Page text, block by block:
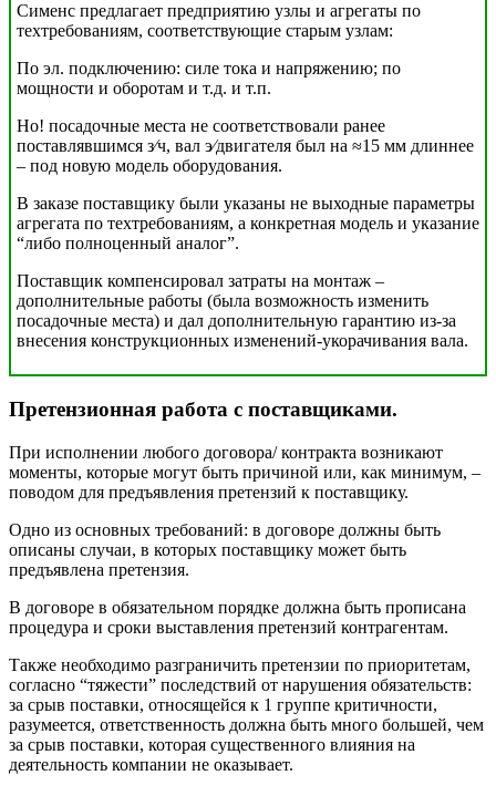
Сименс предлагает предприятию узлы и агрегаты по
техтребованиям, соответствующие старым узлам:
По эл. подключению: силе тока и напряжению; по
мощности и оборотам и т.д. и т.п.
Но! посадочные места не соответствовали ранее
поставлявшимся з⁄ч, вал э⁄двигателя был на ≈15 мм длиннее
– под новую модель оборудования.
В заказе поставщику были указаны не выходные параметры
агрегата по техтребованиям, а конкретная модель и указание
“либо полноценный аналог”.
Поставщик компенсировал затраты на монтаж –
дополнительные работы (была возможность изменить
посадочные места) и дал дополнительную гарантию из-за
внесения конструкционных изменений-укорачивания вала.
Претензионная работа с поставщиками.
При исполнении любого договора/ контракта возникают
моменты, которые могут быть причиной или, как минимум, –
поводом для предъявления претензий к поставщику.
Одно из основных требований: в договоре должны быть
описаны случаи, в которых поставщику может быть
предъявлена претензия.
В договоре в обязательном порядке должна быть прописана
процедура и сроки выставления претензий контрагентам.
Также необходимо разграничить претензии по приоритетам,
согласно “тяжести” последствий от нарушения обязательств:
за срыв поставки, относящейся к 1 группе критичности,
разумеется, ответственность должна быть много большей, чем
за срыв поставки, которая существенного влияния на
деятельность компании не оказывает.